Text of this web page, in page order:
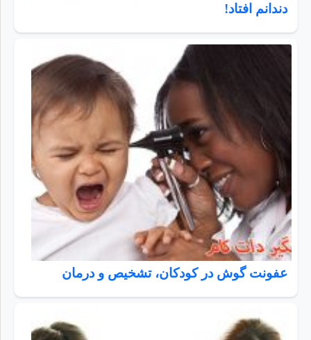
دندانم افتاد!
عفونت گوش در کودکان، تشخیص و درمان